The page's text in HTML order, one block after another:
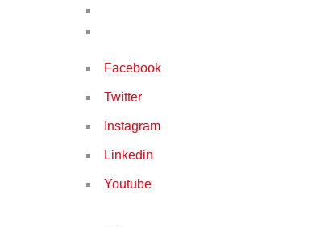
Facebook
Twitter
Instagram
Linkedin
Youtube